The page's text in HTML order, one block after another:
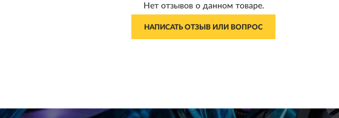
Нет отзывов о данном товаре.
НАПИСАТЬ ОТЗЫВ ИЛИ ВОПРОС